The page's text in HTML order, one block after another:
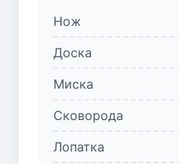
Нож
Доска
Миска
Сковорода
Лопатка